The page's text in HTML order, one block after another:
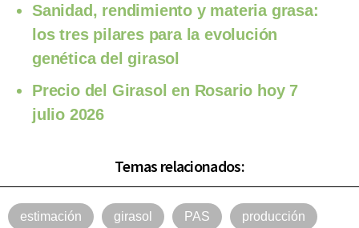
Sanidad, rendimiento y materia grasa:
los tres pilares para la evolución
genética del girasol
Precio del Girasol en Rosario hoy 7
julio 2026
Temas relacionados:
estimación girasol PAS producción